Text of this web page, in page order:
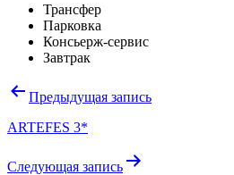
Трансфер
Парковка
Консьерж-сервис
Завтрак
Навигация
записям
Предыдущая запись
ARTEFES 3*
Следующая запись